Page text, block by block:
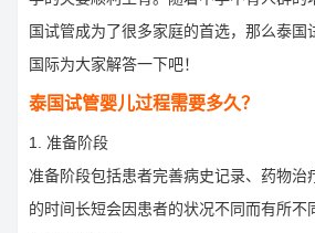
国试管成为了很多家庭的首选，那么泰
国际为大家解答一下吧！
泰国试管婴儿过程需要多久？
1. 准备阶段
准备阶段包括患者完善病史记录、药物
的时间长短会因患者的状况不同而有所